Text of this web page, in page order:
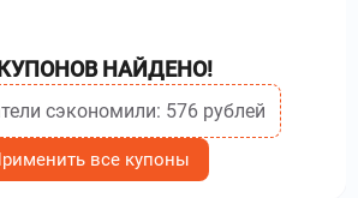
НАЙДЕНО!
сэкономили: 576 рублей
все купоны